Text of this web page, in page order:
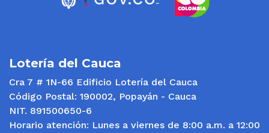
Lotería del Cauca
Cra 7 # 1N-66 Edificio Lotería del Cauca
Código Postal: 190002, Popayán - Cauca
NIT. 891500650-6
Horario atención: Lunes a viernes de 8:00 a.m. a 12:00